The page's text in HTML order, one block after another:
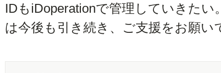
IDもiDoperationで管理していきた
は今後も引き続き、ご支援をお願い